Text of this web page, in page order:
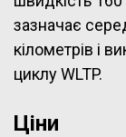
зазначає
кілометрів і
циклу WLTP.
Ціни